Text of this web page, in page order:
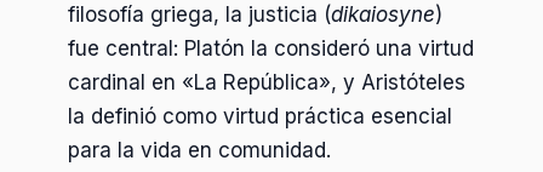
filosofía griega, la justicia (dikaiosyne)
fue central: Platón la consideró una virtud
cardinal en «La República», y Aristóteles
la definió como virtud práctica esencial
para la vida en comunidad.